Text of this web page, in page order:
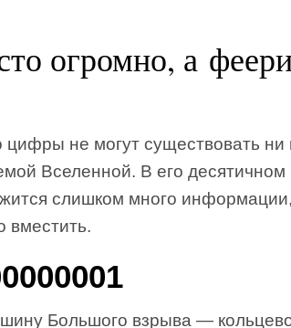
огромно, а
цифры не могут существовать
Вселенной. В его десятичном
слишком много
вместить.
Большого взрыва —